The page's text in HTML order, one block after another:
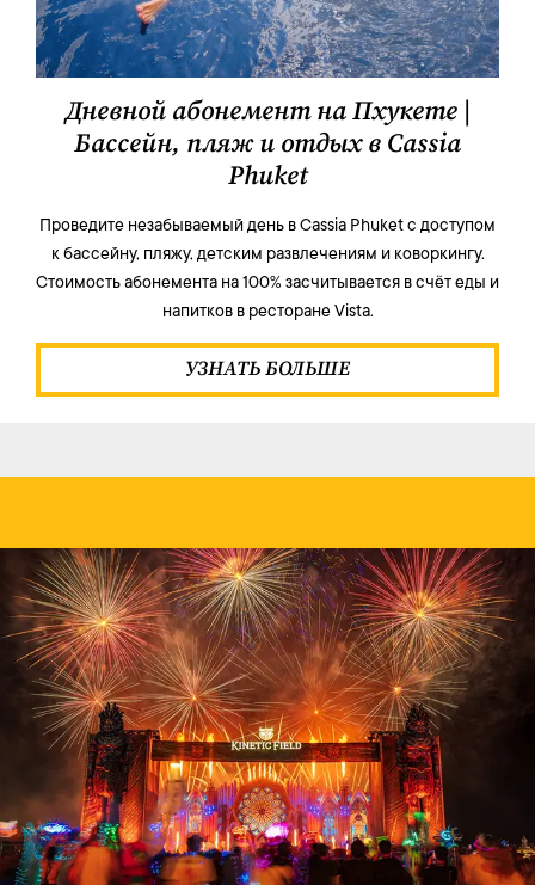
Дневной абонемент на Пхукете |
Бассейн, пляж и отдых в Cassia
Phuket
Проведите незабываемый день в Cassia Phuket с доступом
к бассейну, пляжу, детским развлечениям и коворкингу.
Стоимость абонемента на 100% засчитывается в счёт еды и
напитков в ресторане Vista.
УЗНАТЬ БОЛЬШЕ